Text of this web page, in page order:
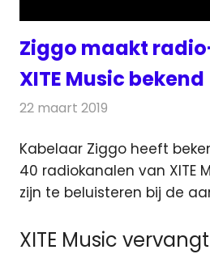
Ziggo maakt
XITE Music bekend
22 maart 2019
Kabelaar Ziggo heeft
40 radiokanalen van XITE
zijn te beluisteren bij de
XITE Music